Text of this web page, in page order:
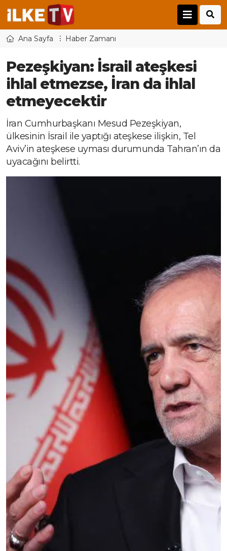
Ana Sayfa Haber Zamanı
Pezeşkiyan: İsrail ateşkesi
ihlal etmezse, İran da ihlal
etmeyecektir
İran Cumhurbaşkanı Mesud Pezeşkiyan,
ülkesinin İsrail ile yaptığı ateşkese ilişkin, Tel
Aviv’in ateşkese uyması durumunda Tahran’ın da
uyacağını belirtti.